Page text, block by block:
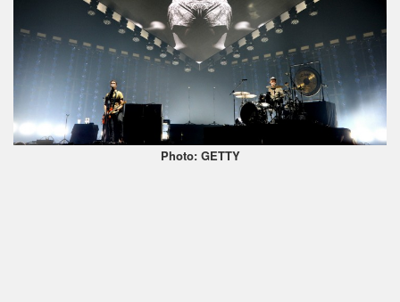
Photo: GETTY